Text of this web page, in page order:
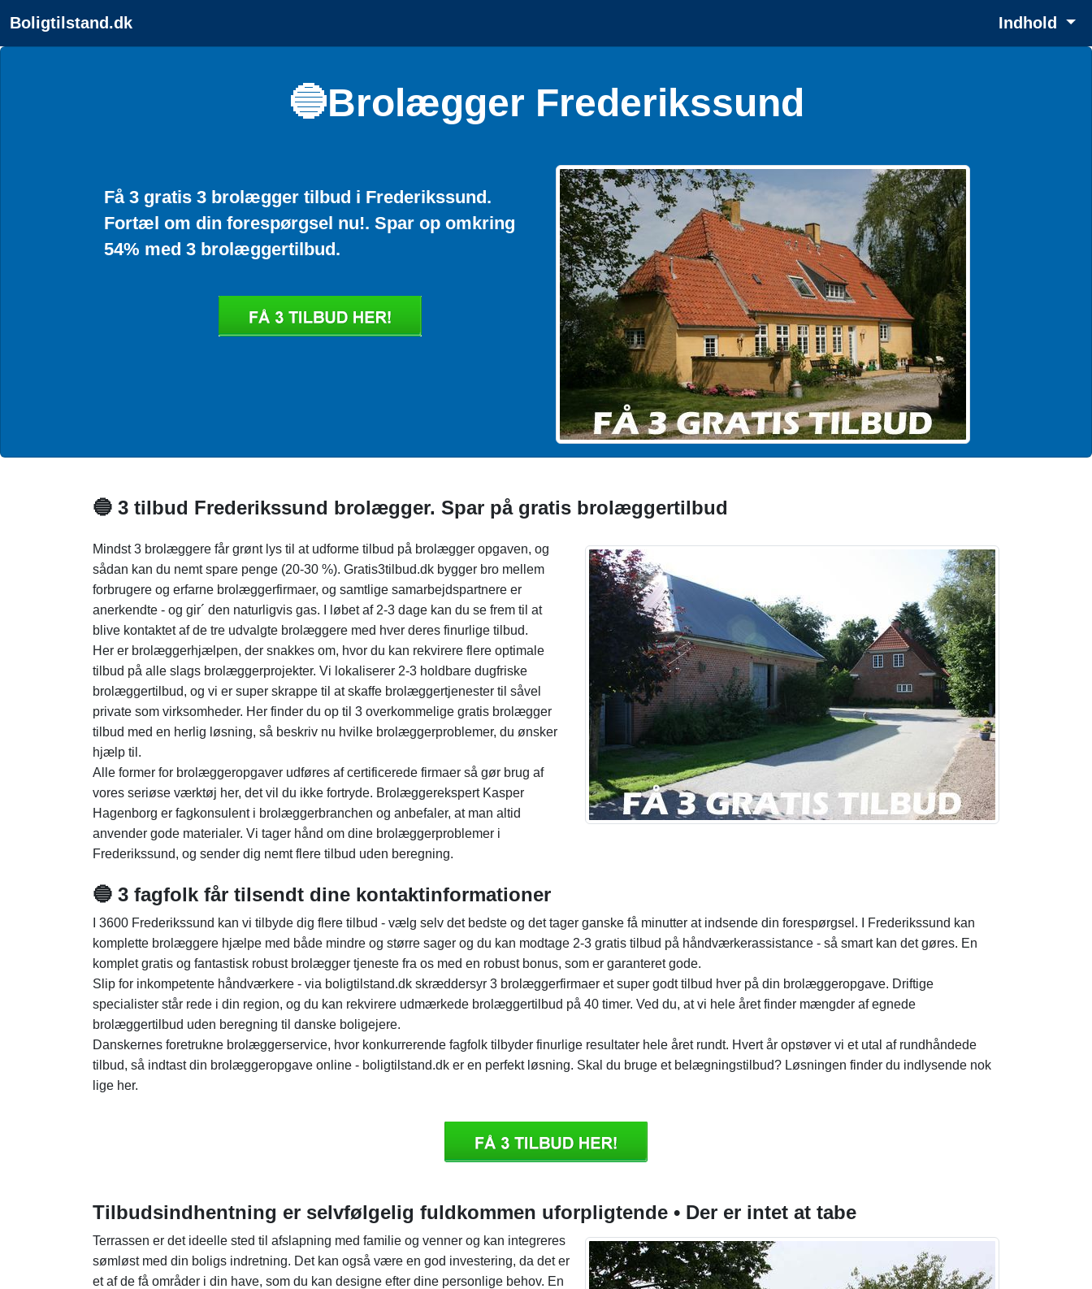
Boligtilstand.dk Indhold
🔵Brolægger Frederikssund
Få 3 gratis 3 brolægger tilbud i Frederikssund.
Fortæl om din forespørgsel nu!. Spar op omkring
54% med 3 brolæggertilbud.
🔵 3 tilbud Frederikssund brolægger. Spar på gratis brolæggertilbud
Mindst 3 brolæggere får grønt lys til at udforme tilbud på brolægger opgaven, og
sådan kan du nemt spare penge (20-30 %). Gratis3tilbud.dk bygger bro mellem
forbrugere og erfarne brolæggerfirmaer, og samtlige samarbejdspartnere er
anerkendte - og gir´ den naturligvis gas. I løbet af 2-3 dage kan du se frem til at
blive kontaktet af de tre udvalgte brolæggere med hver deres finurlige tilbud.
Her er brolæggerhjælpen, der snakkes om, hvor du kan rekvirere flere optimale
tilbud på alle slags brolæggerprojekter. Vi lokaliserer 2-3 holdbare dugfriske
brolæggertilbud, og vi er super skrappe til at skaffe brolæggertjenester til såvel
private som virksomheder. Her finder du op til 3 overkommelige gratis brolægger
tilbud med en herlig løsning, så beskriv nu hvilke brolæggerproblemer, du ønsker
hjælp til.
Alle former for brolæggeropgaver udføres af certificerede firmaer så gør brug af
vores seriøse værktøj her, det vil du ikke fortryde. Brolæggerekspert Kasper
Hagenborg er fagkonsulent i brolæggerbranchen og anbefaler, at man altid
anvender gode materialer. Vi tager hånd om dine brolæggerproblemer i
Frederikssund, og sender dig nemt flere tilbud uden beregning.
🔵 3 fagfolk får tilsendt dine kontaktinformationer
I 3600 Frederikssund kan vi tilbyde dig flere tilbud - vælg selv det bedste og det tager ganske få minutter at indsende din forespørgsel. I Frederikssund kan
komplette brolæggere hjælpe med både mindre og større sager og du kan modtage 2-3 gratis tilbud på håndværkerassistance - så smart kan det gøres. En
komplet gratis og fantastisk robust brolægger tjeneste fra os med en robust bonus, som er garanteret gode.
Slip for inkompetente håndværkere - via boligtilstand.dk skræddersyr 3 brolæggerfirmaer et super godt tilbud hver på din brolæggeropgave. Driftige
specialister står rede i din region, og du kan rekvirere udmærkede brolæggertilbud på 40 timer. Ved du, at vi hele året finder mængder af egnede
brolæggertilbud uden beregning til danske boligejere.
Danskernes foretrukne brolæggerservice, hvor konkurrerende fagfolk tilbyder finurlige resultater hele året rundt. Hvert år opstøver vi et utal af rundhåndede
tilbud, så indtast din brolæggeropgave online - boligtilstand.dk er en perfekt løsning. Skal du bruge et belægningstilbud? Løsningen finder du indlysende nok
lige her.
Tilbudsindhentning er selvfølgelig fuldkommen uforpligtende • Der er intet at tabe
Terrassen er det ideelle sted til afslapning med familie og venner og kan integreres
sømløst med din boligs indretning. Det kan også være en god investering, da det er
et af de få områder i din have, som du kan designe efter dine personlige behov. En